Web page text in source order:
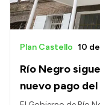
Río Negro
nuevo pago
Plan Castello 10